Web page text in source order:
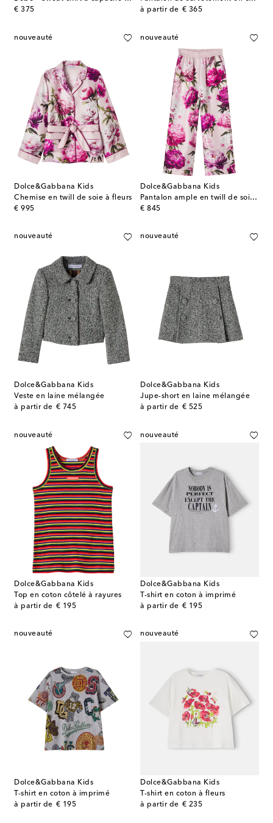
€ 375
original price
à partir de € 365
original price
nouveauté
Dolce&Gabbana Kids
Chemise en twill de soie à fleurs
€ 995
original price
nouveauté
Dolce&Gabbana Kids
Pantalon ample en twill de soie à fleurs
€ 845
original price
nouveauté
Dolce&Gabbana Kids
Veste en laine mélangée
à partir de € 745
original price
nouveauté
Dolce&Gabbana Kids
Jupe-short en laine mélangée
à partir de € 525
original price
nouveauté
Dolce&Gabbana Kids
Top en coton côtelé à rayures
à partir de € 195
original price
nouveauté
Dolce&Gabbana Kids
T-shirt en coton à imprimé
à partir de € 195
original price
nouveauté
Dolce&Gabbana Kids
T-shirt en coton à imprimé
à partir de € 195
original price
nouveauté
Dolce&Gabbana Kids
T-shirt en coton à fleurs
à partir de € 235
original price